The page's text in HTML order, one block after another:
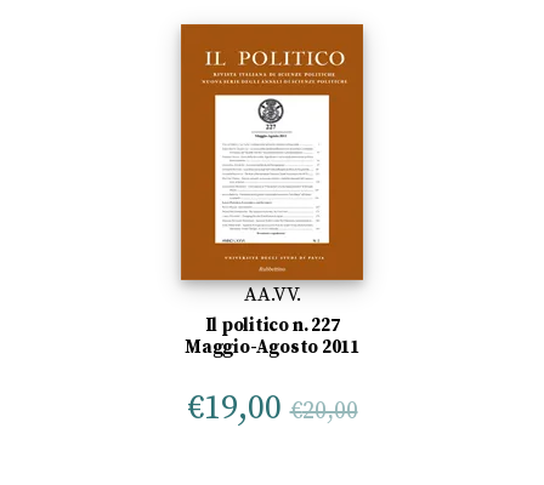
AA.VV.
Il politico n. 227
Maggio-Agosto 2011
€19,00 €20,00